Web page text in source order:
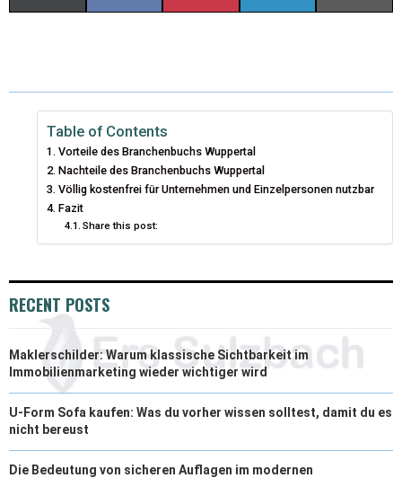
W
I
T
T
E
)
E
O
O
K
T
R
E
K
I
I
Table of Contents
Vorteile des Branchenbuchs Wuppertal
Nachteile des Branchenbuchs Wuppertal
Völlig kostenfrei für Unternehmen und Einzelpersonen nutzbar
Fazit
Share this post:
RECENT POSTS
Maklerschilder: Warum klassische Sichtbarkeit im
Immobilienmarketing wieder wichtiger wird
U-Form Sofa kaufen: Was du vorher wissen solltest, damit du es
nicht bereust
Die Bedeutung von sicheren Auflagen im modernen